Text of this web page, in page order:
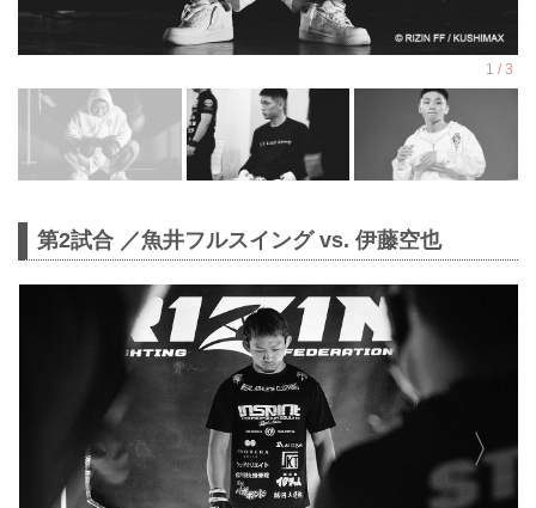
第2試合 ／魚井フルスイング vs. 伊藤空也